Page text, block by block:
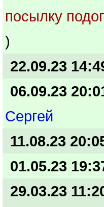
посылку
)
22.09.23
06.09.23
Сергей
11.08.23
01.05.23
29.03.23